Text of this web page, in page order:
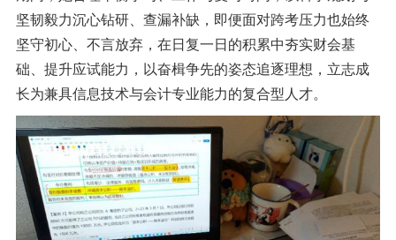
坚韧毅力沉心钻研、查漏补缺，即便面对跨考压力也始终
坚守初心、不言放弃，在日复一日的积累中夯实财会基
础、提升应试能力，以奋楫争先的姿态追逐理想，立志成
长为兼具信息技术与会计专业能力的复合型人才。